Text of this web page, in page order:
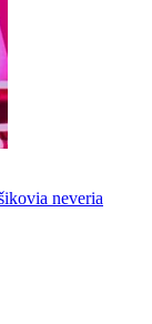
neveria